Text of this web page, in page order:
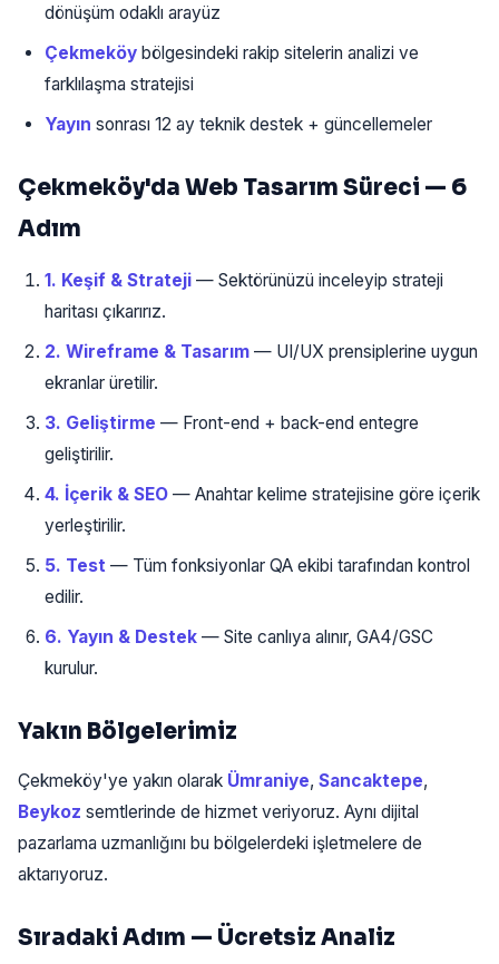
dönüşüm odaklı arayüz
Çekmeköy bölgesindeki rakip sitelerin analizi ve
farklılaşma stratejisi
Yayın sonrası 12 ay teknik destek + güncellemeler
Çekmeköy'da Web Tasarım Süreci — 6
Adım
1. Keşif & Strateji — Sektörünüzü inceleyip strateji
haritası çıkarırız.
2. Wireframe & Tasarım — UI/UX prensiplerine uygun
ekranlar üretilir.
3. Geliştirme — Front-end + back-end entegre
geliştirilir.
4. İçerik & SEO — Anahtar kelime stratejisine göre içerik
yerleştirilir.
5. Test — Tüm fonksiyonlar QA ekibi tarafından kontrol
edilir.
6. Yayın & Destek — Site canlıya alınır, GA4/GSC
kurulur.
Yakın Bölgelerimiz
Çekmeköy'ye yakın olarak Ümraniye, Sancaktepe,
Beykoz semtlerinde de hizmet veriyoruz. Aynı dijital
pazarlama uzmanlığını bu bölgelerdeki işletmelere de
aktarıyoruz.
Sıradaki Adım — Ücretsiz Analiz